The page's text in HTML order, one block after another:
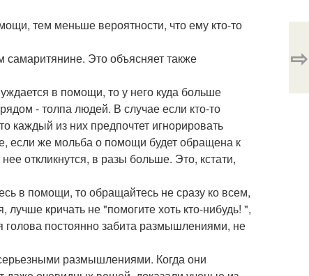
тем меньше вероятности, что ему кто-то
Это объясняет также
в помощи, то у него куда больше
- толпа людей. В случае если кто-то
каждый из них предпочтет игнорировать
если же мольба о помощи будет обращена к
откликнутся, в разы больше. Это, кстати,
в помощи, то обращайтесь не сразу ко всем,
кричать не "помогите хоть кто-нибудь! ",
постоянно забита размышлениями, не
размышлениями. Когда они
⇨